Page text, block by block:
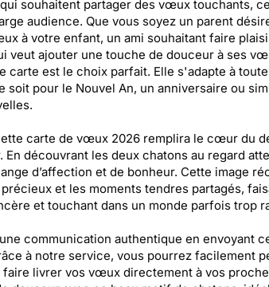
souhaitent partager des vœux touchants,
audience. Que vous soyez un parent
à votre enfant, un ami souhaitant faire
veut ajouter une touche de douceur à ses
carte est le choix parfait. Elle s'adapte à
soit pour le Nouvel An, un anniversaire ou
carte de vœux 2026 remplira le cœur du
En découvrant les deux chatons au regard
d’affection et de bonheur. Cette image
et les moments tendres partagés,
et touchant dans un monde parfois trop
communication authentique en envoyant
à notre service, vous pourrez facilement
faire livrer vos vœux directement à vos